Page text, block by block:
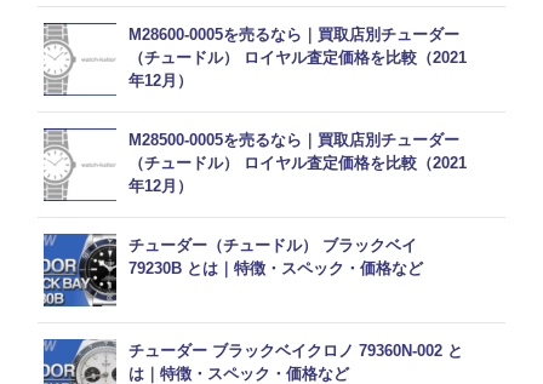
M28600-0005を売るなら｜買取店別チューダー
（チュードル） ロイヤル査定価格を比較（2021
年12月）
M28500-0005を売るなら｜買取店別チューダー
（チュードル） ロイヤル査定価格を比較（2021
年12月）
チューダー（チュードル） ブラックベイ
79230B とは｜特徴・スペック・価格など
チューダー ブラックベイクロノ 79360N-002 と
は｜特徴・スペック・価格など